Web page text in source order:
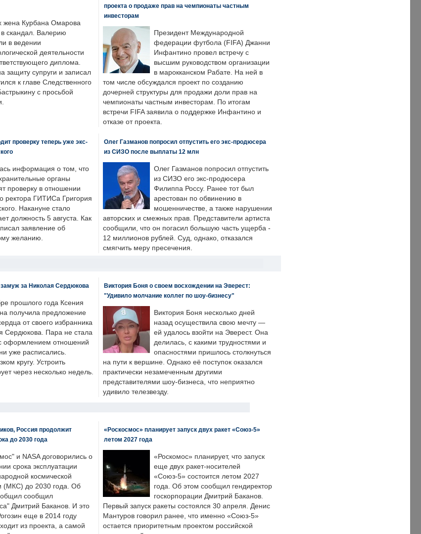
жена Курбана Омарова
скандал. Валерию
в ведении
деятельности
диплома.
защиту супруги и записал
к главе Следственного
с просьбой
проекта о продаже прав на чемпионаты частным
инвесторам
Президент Международной
федерации футбола (FIFA) Джанни
Инфантино провел встречу с
высшим руководством организации
в марокканском Рабате. На ней в
том числе обсуждался проект по созданию
дочерней структуры для продажи доли прав на
чемпионаты частным инвесторам. По итогам
встречи FIFA заявила о поддержке Инфантино и
отказе от проекта.
проверку теперь уже экс-
информация о том, что
органы
проверку в отношении
ректора ГИТИСа Григория
Накануне стало
должность 5 августа. Как
заявление об
желанию.
Олег Газманов попросил отпустить его экс-продюсера
из СИЗО после выплаты 12 млн
Олег Газманов попросил отпустить
из СИЗО его экс-продюсера
Филиппа Россу. Ранее тот был
арестован по обвинению в
мошенничестве, а также нарушении
авторских и смежных прав. Представители артиста
сообщили, что он погасил большую часть ущерба -
12 миллионов рублей. Суд, однако, отказался
смягчить меру пресечения.
за Николая Сердюкова
прошлого года Ксения
получила предложение
от своего избранника
Сердюкова. Пара не стала
оформлением отношений
уже расписались.
кругу. Устроить
через несколько недель.
Виктория Боня о своем восхождении на Эверест:
"Удивило молчание коллег по шоу-бизнесу"
Виктория Боня несколько дней
назад осуществила свою мечту —
ей удалось взойти на Эверест. Она
делилась, с какими трудностями и
опасностями пришлось столкнуться
на пути к вершине. Однако её поступок оказался
практически незамеченным другими
представителями шоу-бизнеса, что неприятно
удивило телезвезду.
Россия продолжит
до 2030 года
и NASA договорились о
срока эксплуатации
космической
(МКС) до 2030 года. Об
сообщил
Дмитрий Баканов. И это
еще в 2014 году
из проекта, а самой
«Роскосмос» планирует запуск двух ракет «Союз-5»
летом 2027 года
«Роскомос» планирует, что запуск
еще двух ракет-носителей
«Союз-5» состоится летом 2027
года. Об этом сообщил гендиректор
госкорпорации Дмитрий Баканов.
Первый запуск ракеты состоялся 30 апреля. Денис
Мантуров говорил ранее, что именно «Союз-5»
остается приоритетным проектом российской